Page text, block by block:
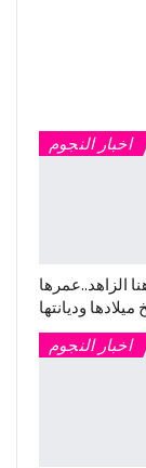
اخبار النجوم
الزاهد..عمرها
ميلادها وديانتها
اخبار النجوم